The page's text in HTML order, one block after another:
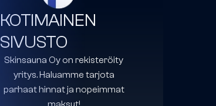
KOTIMAINEN
SIVUSTO
Skinsauna Oy on rekisteröity
yritys. Haluamme tarjota
parhaat hinnat ja nopeimmat